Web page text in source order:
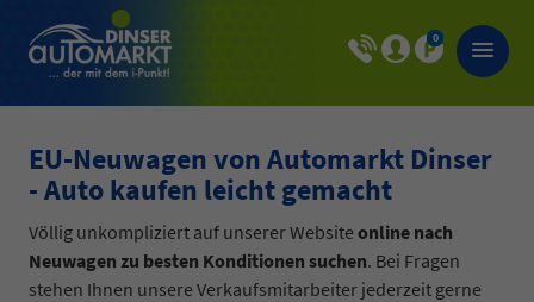
0
EU-Neuwagen von Automarkt Dinser
- Auto kaufen leicht gemacht
Völlig unkompliziert auf unserer Websiteonline nach
Neuwagen zu besten Konditionen suchen. Bei Fragen
stehen Ihnen unsere Verkaufsmitarbeiter jederzeit gerne